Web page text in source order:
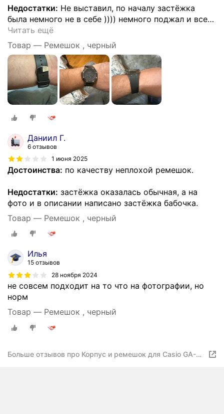
Недостатки: Не выставил, по началу застёжка
была немного не в себе )))) немного поджал и все…
Читать ещё
Товар — Ремешок , черный
Даниил Г.
6 отзывов
1 июня 2025
Достоинства: по качеству неплохой ремешок.
Недостатки: застёжка оказалась обычная, а на
фото и в описании написано застёжка бабочка.
Товар — Ремешок , черный
Илья
15 отзывов
28 ноября 2024
не совсем подходит на то что на фотографии, но
норм
Товар — Ремешок , черный
Больше отзывов про Корпус и ремешок для Casio GA-